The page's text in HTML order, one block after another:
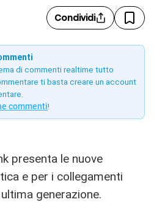
Condividi
di commenti realtime tutto
ti basta creare un account
commenti!
presenta le nuove
e per i collegamenti
generazione.